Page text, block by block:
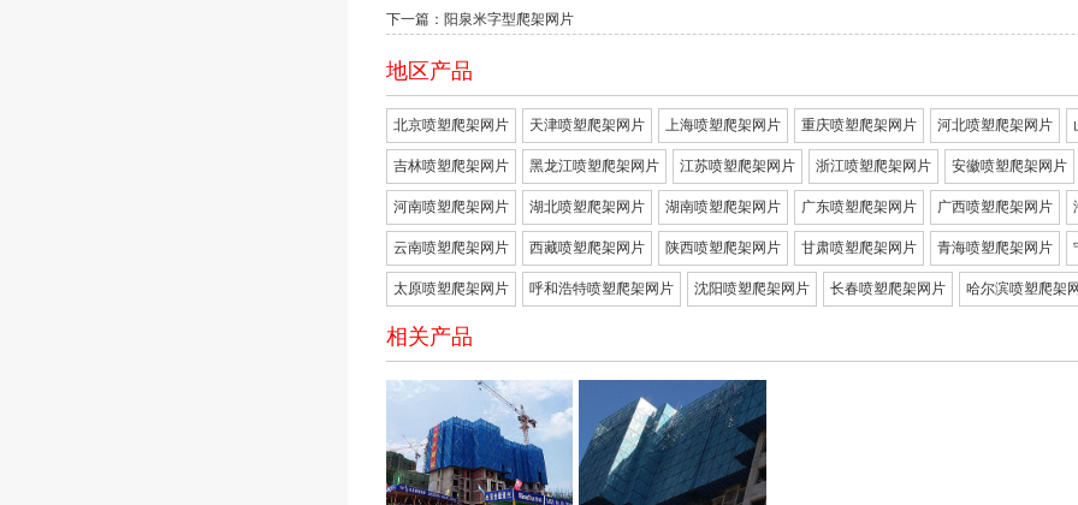
下一篇：阳泉米字型爬架网片
地区产品
北京喷塑爬架网片 天津喷塑爬架网片 上海喷塑爬架网片 重庆喷塑爬架网片 河北喷塑爬架网片
吉林喷塑爬架网片 黑龙江喷塑爬架网片 江苏喷塑爬架网片 浙江喷塑爬架网片 安徽喷塑爬架网片
河南喷塑爬架网片 湖北喷塑爬架网片 湖南喷塑爬架网片 广东喷塑爬架网片 广西喷塑爬架网片
云南喷塑爬架网片 西藏喷塑爬架网片 陕西喷塑爬架网片 甘肃喷塑爬架网片 青海喷塑爬架网片
太原喷塑爬架网片 呼和浩特喷塑爬架网片 沈阳喷塑爬架网片 长春喷塑爬架网片 哈尔滨喷塑爬架
相关产品